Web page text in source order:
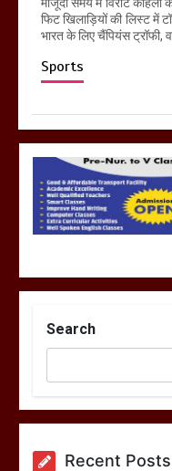
मौजूदा समय में विराट
फिट खिलाड़ियों की लिस्ट में
भारत के लिए चैंपियंस
Sports
Search
Recent Posts